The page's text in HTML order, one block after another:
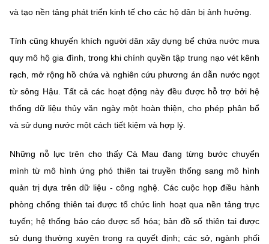
và tạo nền tảng phát triển kinh tế cho các hộ dân bị ảnh hưởng.
Tỉnh cũng khuyến khích người dân xây dựng bể chứa nước mưa
quy mô hộ gia đình, trong khi chính quyền tập trung nạo vét kênh
rạch, mở rộng hồ chứa và nghiên cứu phương án dẫn nước ngọt
từ sông Hậu. Tất cả các hoạt động này đều được hỗ trợ bởi hệ
thống dữ liệu thủy văn ngày một hoàn thiện, cho phép phân bổ
và sử dụng nước một cách tiết kiệm và hợp lý.
Những nỗ lực trên cho thấy Cà Mau đang từng bước chuyển
mình từ mô hình ứng phó thiên tai truyền thống sang mô hình
quản trị dựa trên dữ liệu - công nghệ. Các cuộc họp điều hành
phòng chống thiên tai được tổ chức linh hoạt qua nền tảng trực
tuyến; hệ thống báo cáo được số hóa; bản đồ số thiên tai được
sử dụng thường xuyên trong ra quyết định; các sở, ngành phối